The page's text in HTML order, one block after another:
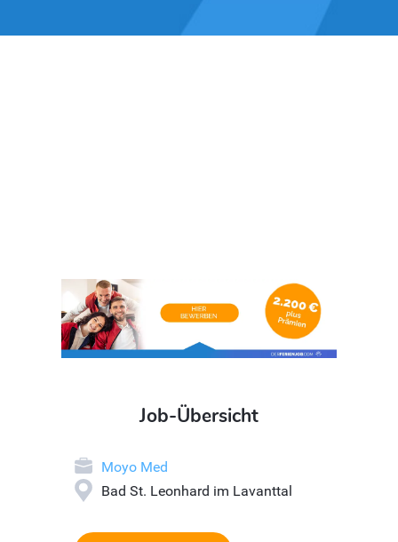
Job-Übersicht
Moyo Med
Bad St. Leonhard im Lavanttal